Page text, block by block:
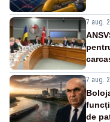
7 aug.
7 aug.
de